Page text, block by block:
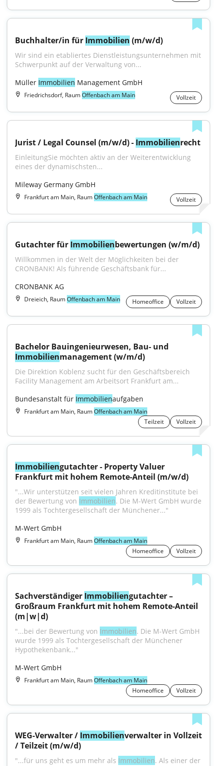
Buchhalter/in für Immobilien (m/w/d)
Wir sind ein etabliertes Dienstleistungsunternehmen mit
Schwerpunkt auf der Verwaltung von...
Müller Immobilien Management GmbH
Friedrichsdorf, RaumOffenbach am Main Vollzeit
Jurist / Legal Counsel (m/w/d) - Immobilienrecht
EinleitungSie möchten aktiv an der Weiterentwicklung
eines der dynamischsten...
Mileway Germany GmbH
Frankfurt am Main, RaumOffenbach am Main Vollzeit
Gutachter für Immobilienbewertungen (w/m/d)
Willkommen in der Welt der Möglichkeiten bei der
CRONBANK! Als führende Geschäftsbank für...
CRONBANK AG
Dreieich, RaumOffenbach am Main Homeoffice Vollzeit
Immobilienmanagement (w/m/d)
Die Direktion Koblenz sucht für den Geschäftsbereich
Facility Management am Arbeitsort Frankfurt am...
Bundesanstalt für Immobilienaufgaben
Frankfurt am Main, RaumOffenbach am Main
Teilzeit
Vollzeit
Immobiliengutachter - Property Valuer
Frankfurt mit hohem Remote-Anteil (m/w/d)
"...Wir unterstützen seit vielen Jahren Kreditinstitute bei
der Bewertung von Immobilien. Die M-Wert GmbH wurde
1999 als Tochtergesellschaft der Münchener..."
M-Wert GmbH
Frankfurt am Main, RaumOffenbach am Main
Homeoffice
Vollzeit
Sachverständiger Immobiliengutachter –
Großraum Frankfurt mit hohem Remote-Anteil
(m|w|d)
"...bei der Bewertung von Immobilien. Die M-Wert GmbH
wurde 1999 als Tochtergesellschaft der Münchener
Hypothekenbank..."
M-Wert GmbH
Frankfurt am Main, RaumOffenbach am Main
Homeoffice
Vollzeit
WEG-Verwalter / Immobilienverwalter in Vollzeit
/ Teilzeit (m/w/d)
"...für uns geht es um mehr als Immobilien. Als einer der